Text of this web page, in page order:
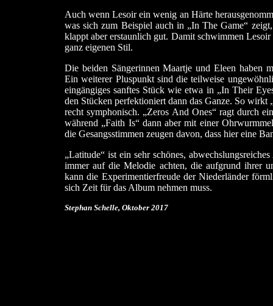
Auch wenn Lesoir ein wenig an Härte
was sich zum Beispiel auch in „In The Game“
klappt aber erstaunlich gut. Damit schwimmen
ganz eigenen Stil.
Die beiden Sängerinnen Maartje und Eleen haben
Ein weiterer Pluspunkt sind die teilweise
eingängiges sanftes Stück wie etwa in „In Their
den Stücken perfektioniert dann das Ganze. So
recht symphonisch. „Zeros And Ones“ ragt durch
während „Faith Is“ dann aber mit einer
die Gesangsstimmen zeugen davon, dass hier eine
„Latitude“ ist ein sehr schönes,
immer auf die Melodie achten, die aufgrund ihrer
kann die Experimentierfreude der Niederländer
sich Zeit für das Album nehmen muss.
Stephan Schelle, Oktober 2017